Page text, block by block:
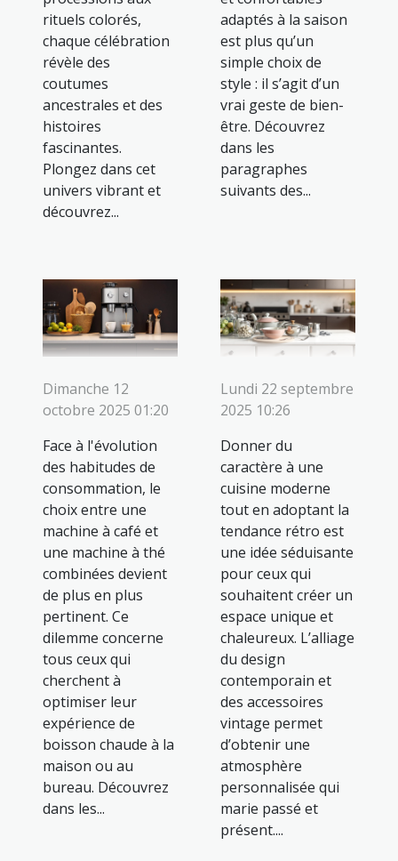
rituels colorés,
chaque célébration
révèle des
coutumes
ancestrales et des
histoires
fascinantes.
Plongez dans cet
univers vibrant et
découvrez...
adaptés à la saison
est plus qu’un
simple choix de
style : il s’agit d’un
vrai geste de bien-
être. Découvrez
dans les
paragraphes
suivants des...
Dimanche 12
octobre 2025 01:20
Face à l'évolution
des habitudes de
consommation, le
choix entre une
machine à café et
une machine à thé
combinées devient
de plus en plus
pertinent. Ce
dilemme concerne
tous ceux qui
cherchent à
optimiser leur
expérience de
boisson chaude à la
maison ou au
bureau. Découvrez
dans les...
Lundi 22 septembre
2025 10:26
Donner du
caractère à une
cuisine moderne
tout en adoptant la
tendance rétro est
une idée séduisante
pour ceux qui
souhaitent créer un
espace unique et
chaleureux. L’alliage
du design
contemporain et
des accessoires
vintage permet
d’obtenir une
atmosphère
personnalisée qui
marie passé et
présent....